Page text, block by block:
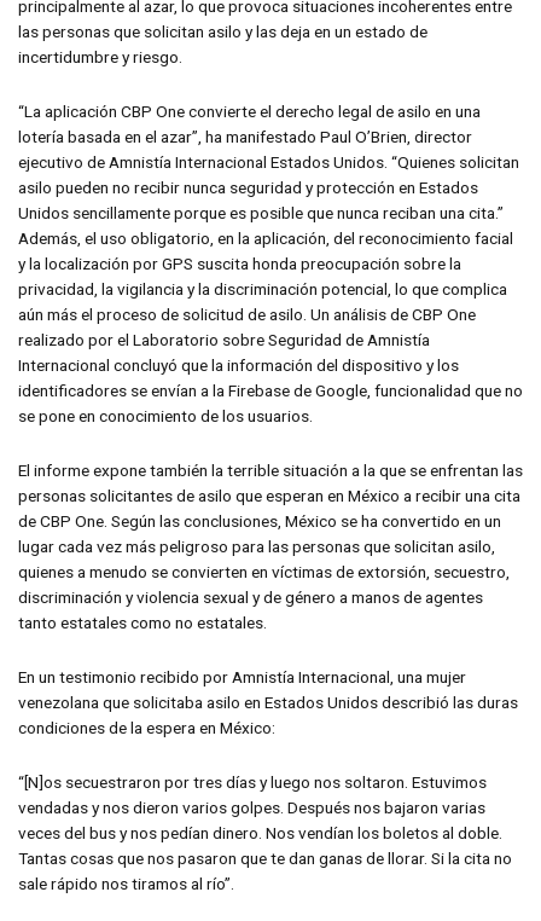
principalmente al azar, lo que provoca situaciones incoherentes entre
las personas que solicitan asilo y las deja en un estado de
incertidumbre y riesgo.
“La aplicación CBP One convierte el derecho legal de asilo en una
lotería basada en el azar”, ha manifestado Paul O’Brien, director
ejecutivo de Amnistía Internacional Estados Unidos. “Quienes solicitan
asilo pueden no recibir nunca seguridad y protección en Estados
Unidos sencillamente porque es posible que nunca reciban una cita.”
Además, el uso obligatorio, en la aplicación, del reconocimiento facial
y la localización por GPS suscita honda preocupación sobre la
privacidad, la vigilancia y la discriminación potencial, lo que complica
aún más el proceso de solicitud de asilo. Un análisis de CBP One
realizado por el Laboratorio sobre Seguridad de Amnistía
Internacional concluyó que la información del dispositivo y los
identificadores se envían a la Firebase de Google, funcionalidad que no
se pone en conocimiento de los usuarios.
El informe expone también la terrible situación a la que se enfrentan las
personas solicitantes de asilo que esperan en México a recibir una cita
de CBP One. Según las conclusiones, México se ha convertido en un
lugar cada vez más peligroso para las personas que solicitan asilo,
quienes a menudo se convierten en víctimas de extorsión, secuestro,
discriminación y violencia sexual y de género a manos de agentes
tanto estatales como no estatales.
En un testimonio recibido por Amnistía Internacional, una mujer
venezolana que solicitaba asilo en Estados Unidos describió las duras
condiciones de la espera en México:
“[N]os secuestraron por tres días y luego nos soltaron. Estuvimos
vendadas y nos dieron varios golpes. Después nos bajaron varias
veces del bus y nos pedían dinero. Nos vendían los boletos al doble.
Tantas cosas que nos pasaron que te dan ganas de llorar. Si la cita no
sale rápido nos tiramos al río”.